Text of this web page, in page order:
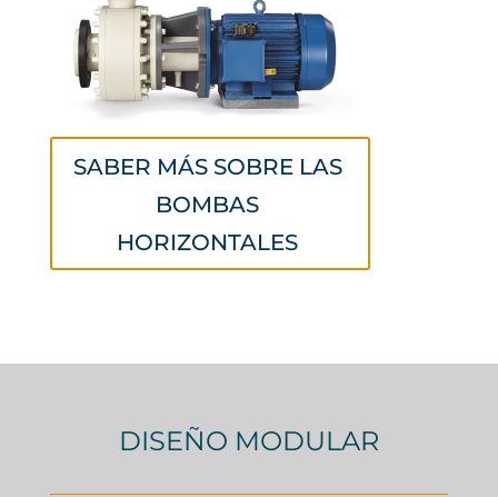
SABER MÁS SOBRE LAS
BOMBAS
HORIZONTALES
DISEÑO MODULAR